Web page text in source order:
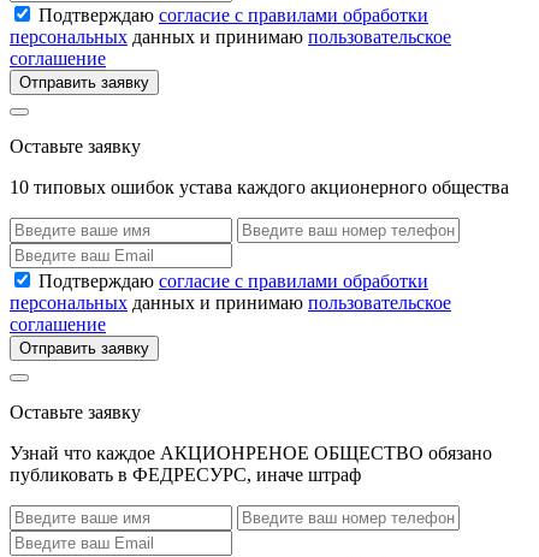
Подтверждаю согласие с правилами обработки
персональных данных и принимаю пользовательское
соглашение
Отправить заявку
Оставьте заявку
10 типовых ошибок устава каждого акционерного общества
Подтверждаю согласие с правилами обработки
персональных данных и принимаю пользовательское
соглашение
Отправить заявку
Оставьте заявку
Узнай что каждое АКЦИОНРЕНОЕ ОБЩЕСТВО обязано
публиковать в ФЕДРЕСУРС, иначе штраф